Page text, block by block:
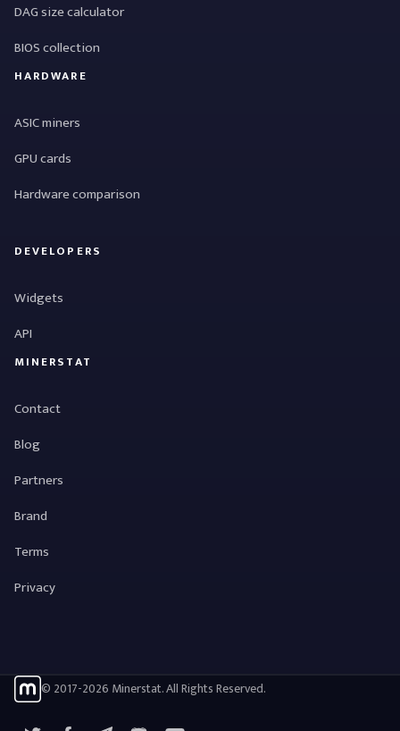
DAG size calculator
BIOS collection
HARDWARE
ASIC miners
GPU cards
Hardware comparison
DEVELOPERS
Widgets
API
MINERSTAT
Contact
Blog
Partners
Brand
Terms
Privacy
© 2017-2026 Minerstat. All Rights Reserved.